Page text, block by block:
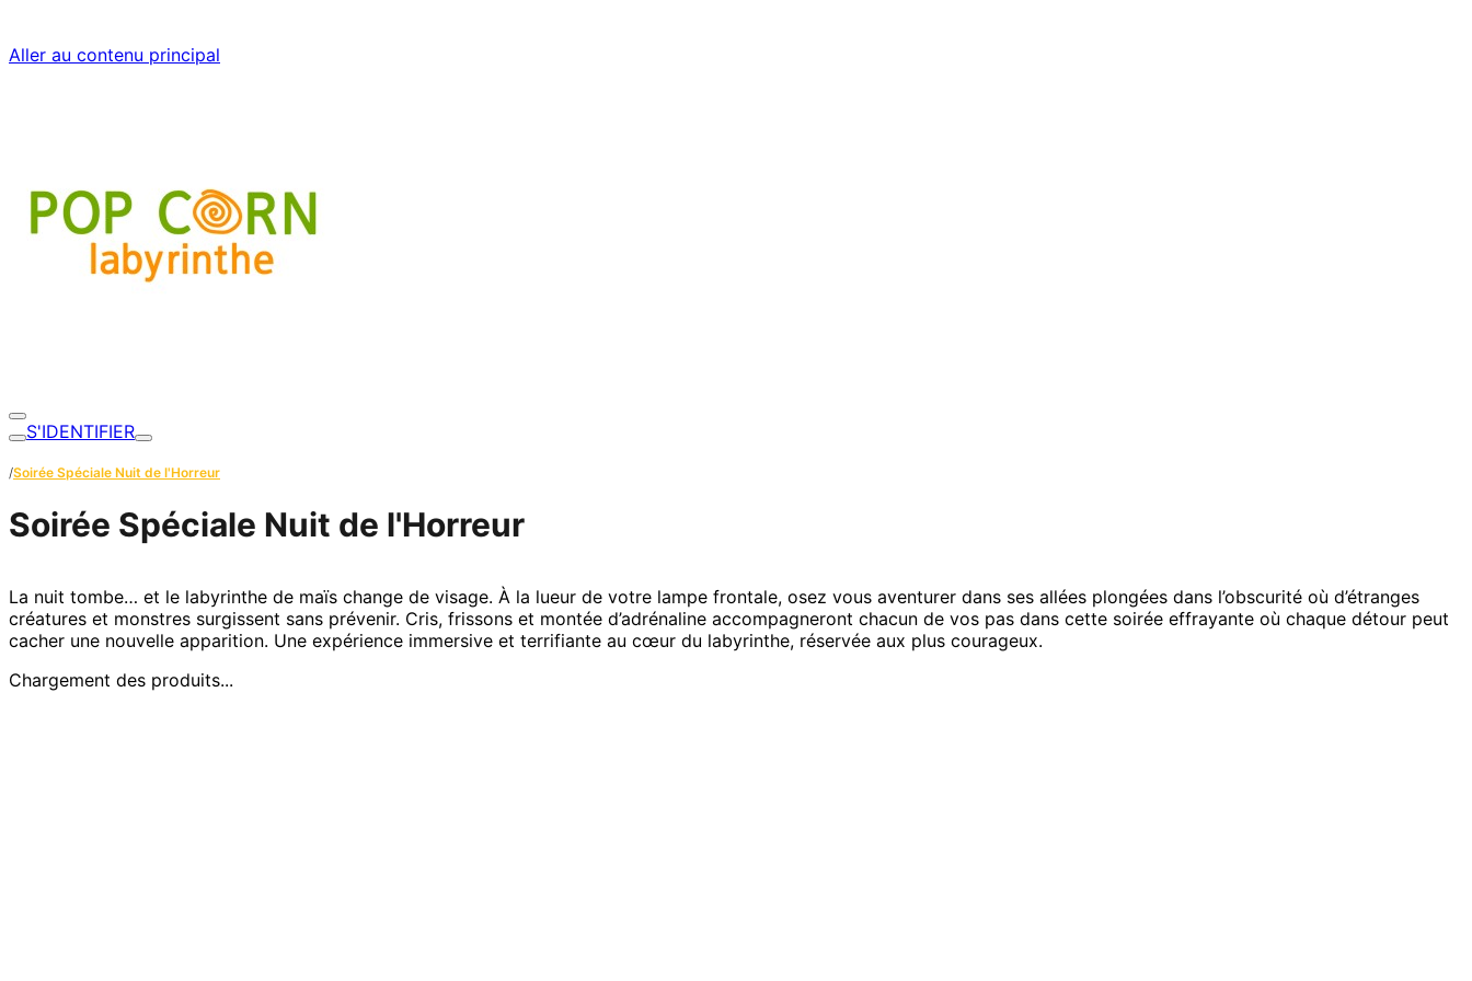
Aller au contenu principal
S'IDENTIFIER
/Soirée Spéciale Nuit de l'Horreur
Soirée Spéciale Nuit de l'Horreur
La nuit tombe… et le labyrinthe de maïs change de visage. À la lueur de votre lampe frontale, osez vous aventurer dans ses allées plongées dans l’obscurité où d’étranges
créatures et monstres surgissent sans prévenir. Cris, frissons et montée d’adrénaline accompagneront chacun de vos pas dans cette soirée effrayante où chaque détour peut
cacher une nouvelle apparition. Une expérience immersive et terrifiante au cœur du labyrinthe, réservée aux plus courageux.
Chargement des produits...